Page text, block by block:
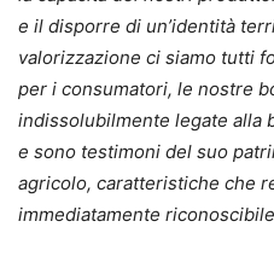
e il disporre di un’identità
valorizzazione ci siamo tutti
per i consumatori, le nostre
indissolubilmente legate alla
e sono testimoni del suo
agricolo, caratteristiche che
immediatamente